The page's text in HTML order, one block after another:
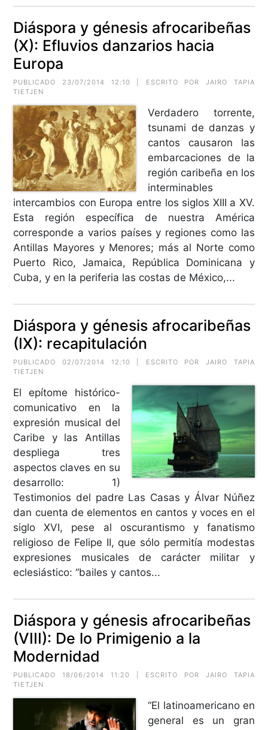
Diáspora y génesis afrocaribeñas
(X): Efluvios danzarios hacia
Europa
PUBLICADO 23/07/2014 12:10 | ESCRITO POR JAIRO TAPIA
TIETJEN
Verdadero torrente,
tsunami de danzas y
cantos causaron las
embarcaciones de la
región caribeña en los
interminables
intercambios con Europa entre los siglos XIII a XV.
Esta región específica de nuestra América
corresponde a varios países y regiones como las
Antillas Mayores y Menores; más al Norte como
Puerto Rico, Jamaica, República Dominicana y
Cuba, y en la periferia las costas de México,...
Diáspora y génesis afrocaribeñas
(IX): recapitulación
PUBLICADO 02/07/2014 12:10 | ESCRITO POR JAIRO TAPIA
TIETJEN
El epítome histórico-
comunicativo en la
expresión musical del
Caribe y las Antillas
despliega tres
aspectos claves en su
desarrollo: 1)
Testimonios del padre Las Casas y Álvar Núñez
dan cuenta de elementos en cantos y voces en el
siglo XVI, pese al oscurantismo y fanatismo
religioso de Felipe II, que sólo permitía modestas
expresiones musicales de carácter militar y
eclesiástico: “bailes y cantos...
Diáspora y génesis afrocaribeñas
(VIII): De lo Primigenio a la
Modernidad
PUBLICADO 18/06/2014 11:20 | ESCRITO POR JAIRO TAPIA
TIETJEN
“El latinoamericano en
general es un gran